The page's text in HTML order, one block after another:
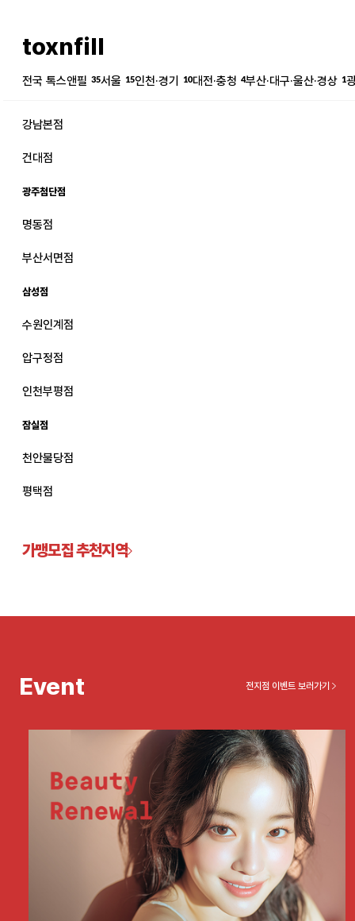
강남본점
관악서울대입구점
광주상무점
광주첨단점
노원점
분당점
남자
toxnfill
전국 톡스앤필 35서울 15인천·경기 10대전·충청 4부산·대구·울산·경상 1
강남본점
건대점
광주첨단점
명동점
부산서면점
삼성점
수원인계점
압구정점
인천부평점
잠실점
천안불당점
평택점
가맹모집 추천지역
Event 전지점 이벤트 보러가기